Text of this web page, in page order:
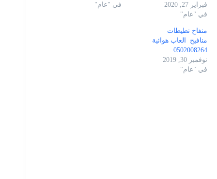
فبراير 27, 2020
في "عام"
في "عام"
منفاخ نطيطات
منافيخ العاب هوائية
0502008264
نوفمبر 30, 2019
في "عام"